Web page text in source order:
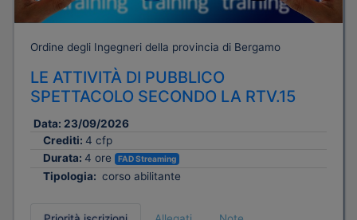
Ordine degli Ingegneri della provincia di Bergamo
LE ATTIVITÀ DI PUBBLICO
SPETTACOLO SECONDO LA RTV.15
Data: 23/09/2026
Crediti: 4 cfp
Durata: 4 ore FAD Streaming
Tipologia: corso abilitante